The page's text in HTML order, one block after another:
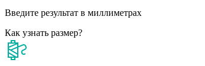
Введите результат в миллиметрах
Как узнать размер?